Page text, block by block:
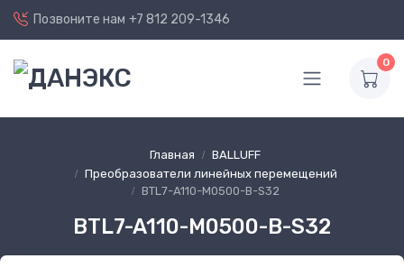
Позвоните нам +7 812 209-1346
0
Главная
BALLUFF
Преобразователи линейных перемещений
BTL7-A110-M0500-B-S32
BTL7-A110-M0500-B-S32